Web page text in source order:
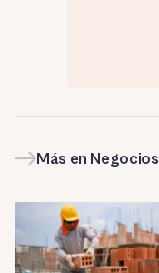
Más en Negocios